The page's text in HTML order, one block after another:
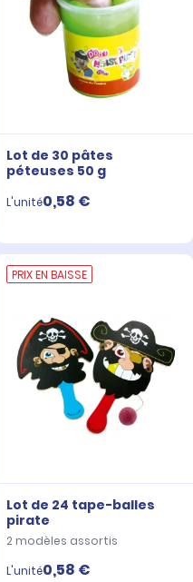
Lot de 30 pâtes
péteuses 50 g
L'unité0,58 €
PRIX EN BAISSE
Lot de 24 tape-balles
pirate
2 modèles assortis
L'unité0,58 €